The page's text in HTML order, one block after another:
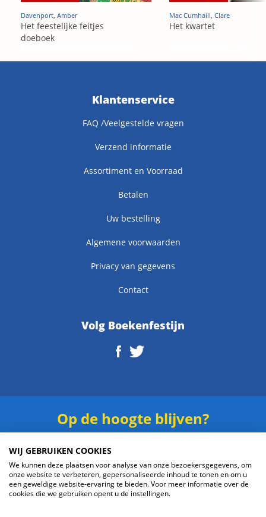
Davenport, Amber
Het feestelijke feitjes
doeboek
Mac Cumhaill, Clare
Het kwartet
Klantenservice
FAQ /Veelgestelde vragen
Verzend informatie
Assortiment en Voorraad
Betalen
Uw bestelling
Algemene voorwaarden
Privacy van gegevens
Contact
Volg Boekenfestijn
Op de hoogte blijven?
WIJ GEBRUIKEN COOKIES
We kunnen deze plaatsen voor analyse van onze bezoekersgegevens, om
onze website te verbeteren, gepersonaliseerde inhoud te tonen en om u
een geweldige website-ervaring te bieden. Voor meer informatie over de
cookies die we gebruiken opent u de instellingen.